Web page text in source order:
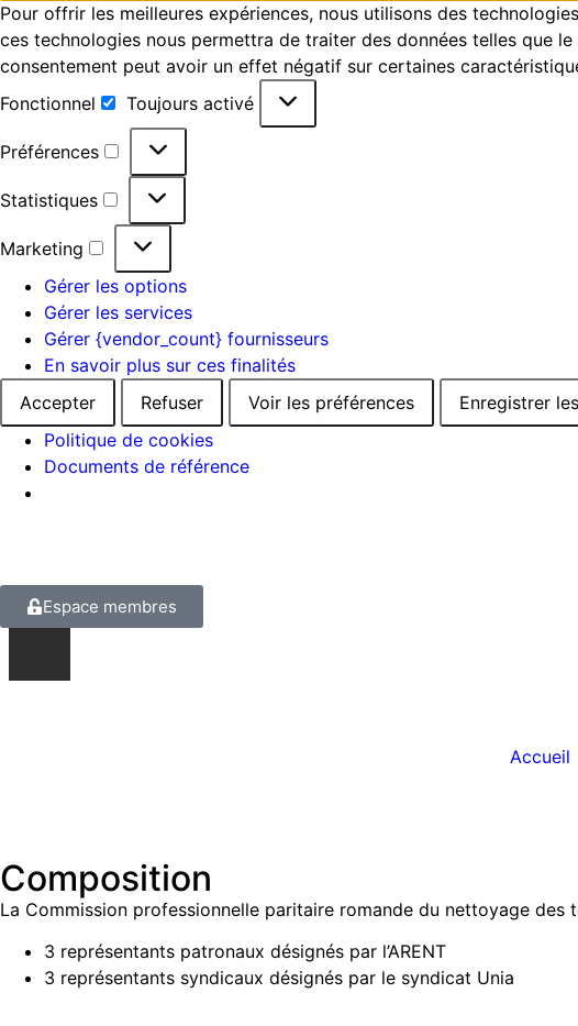
Pour offrir les meilleures expériences, nous utilisons des
ces technologies nous permettra de traiter des données telles que
consentement peut avoir un effet négatif sur certaines
Fonctionnel
Toujours activé
Préférences
Statistiques
Marketing
Gérer les options
Gérer les services
Gérer {vendor_count} fournisseurs
En savoir plus sur ces finalités
Accepter
Refuser Voir les préférences Enregistrer
Politique de cookies
Documents de référence
Espace membres
Accueil
Composition
La Commission professionnelle paritaire romande du nettoyage
3 représentants patronaux désignés par l’ARENT
3 représentants syndicaux désignés par le syndicat Unia